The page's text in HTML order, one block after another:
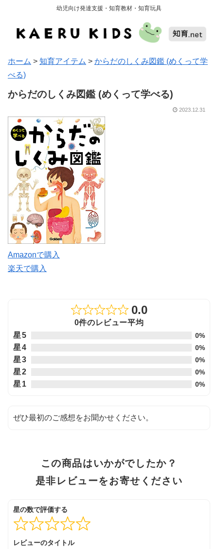
幼児向け発達支援・知育教材・知育玩具
ホーム > 知育アイテム > からだのしくみ図鑑 (めくって学
べる)
からだのしくみ図鑑 (めくって学べる)
2023.12.31
Amazonで購入
楽天で購入
Rated
0.0
0件のレビュー平均
星5
0%
星4 0%
星3 0%
星2 0%
星1 0%
ぜひ最初のご感想をお聞かせください。
この商品はいかがでしたか？
是非レビューをお寄せください
星の数で評価する
レビューのタイトル